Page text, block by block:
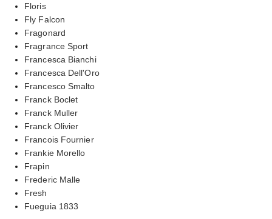
Floris
Fly Falcon
Fragonard
Fragrance Sport
Francesca Bianchi
Francesca Dell'Oro
Francesco Smalto
Franck Boclet
Franck Muller
Franck Olivier
Francois Fournier
Frankie Morello
Frapin
Frederic Malle
Fresh
Fueguia 1833